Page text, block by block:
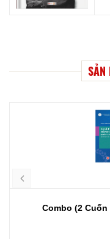
SẢN
Combo (2